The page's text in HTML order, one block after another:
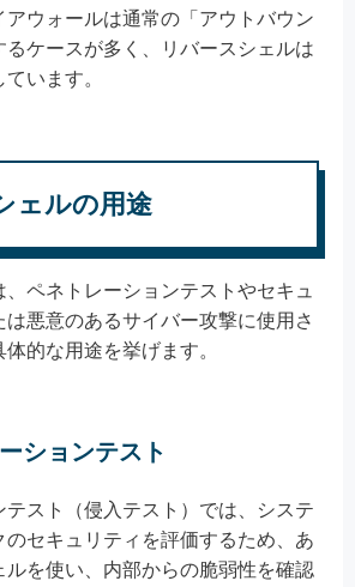
アウォールは通常の「アウトバウン
るケースが多く、リバースシェルは
います。
ェルの用途
、ペネトレーションテストやセキュ
は悪意のあるサイバー攻撃に使用さ
的な用途を挙げます。
ションテスト
テスト（侵入テスト）では、システ
のセキュリティを評価するため、あ
ルを使い、内部からの脆弱性を確認